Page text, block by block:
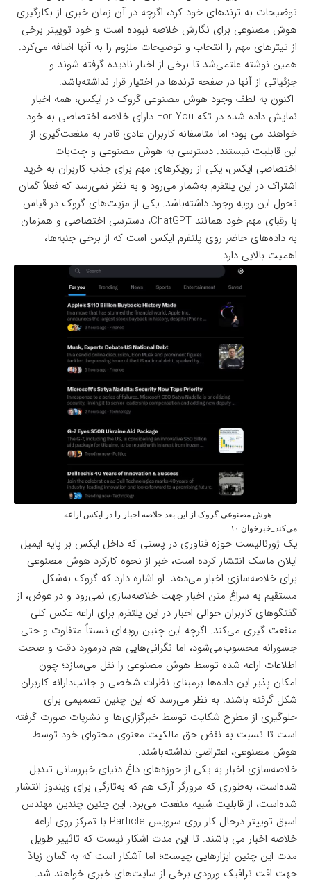
توضیحات به ترندهای خود کرد، اگرچه در آن زمان خبری از بکارگیری
هوش مصنوعی برای نگارش خلاصه نبوده است و خود توییتر برخی
از تیترهای مهم را انتخاب و توضیحات ملزوم را به آنها اضافه می‌کرد.
همین نوشته علتمی‌شد تا برخی از اخبار نادیده گرفته شوند و
جزئیاتی از آنها در صفحه ترندها در اختیار قرار نداشته‌باشد.
اکنون به لطف وجود هوش مصنوعی گروک در ایکس، همه اخبار
نمایش داده شده در تکه For You دارای خلاصه اختصاصی به خود
خواهند می بود؛ اما متاسفانه کاربران عادی قادر به منفعت‌گیری از
این قابلیت نیستند. دسترسی به هوش مصنوعی و چت‌بات
اختصاصی ایکس، یکی از رویکرهای مهم برای جذب کاربران به خرید
اشتراک در این پلتفرم به‌شمار می‌رود و به نظر نمی‌رسد که فعلاً گمان
تحول این رویه وجود داشته‌باشد. یکی از مزیت‌های گروک در قیاس
با رقبای مهم خود همانند ChatGPT، دسترسی اختصاصی و همزمان
به داده‌های حاضر روی پلتفرم ایکس است که از برخی جنبه‌ها،
اهمیت بالایی دارد.
هوش مصنوعی گروک از این بعد خلاصه اخبار را در ایکس اراعه
می‌کند_خبرخوان ۱۰
یک ژورنالیست حوزه فناوری در پستی که داخل ایکس بر پایه ایمیل
ایلان ماسک انتشار کرده است، خبر از نحوه کارکرد هوش مصنوعی
برای خلاصه‌سازی اخبار می‌دهد. او اشاره دارد که گروک به‌شکل
مستقیم به سراغ متن اخبار جهت خلاصه‌سازی نمی‌رود و در عوض، از
گفتگوهای کاربران حوالی اخبار در این پلتفرم برای اراعه عکس کلی
منفعت گیری می‌کند. اگرچه این چنین رویه‌ای نسبتاً متفاوت و حتی
جسورانه محسوب‌می‌شود، اما نگرانی‌هایی هم درمورد دقت و صحت
اطلاعات اراعه شده توسط هوش مصنوعی را نقل می‌سازد؛ چون
امکان پذیر این داده‌ها برمبنای نظرات شخصی و جانب‌دارانه کاربران
شکل گرفته باشند. به‌ نظر می‌رسد که این چنین تصمیمی برای
جلوگیری از مطرح شکایت توسط خبرگزاری‌ها و نشریات صورت گرفته
است تا نسبت به نقض حق مالکیت معنوی محتوای خود توسط
هوش مصنوعی، اعتراضی نداشته‌باشند.
خلاصه‌سازی اخبار به یکی از حوزه‌های داغ دنیای خبر‌رسانی تبدیل
شده‌است، به‌طوری که مرورگر آرک هم که به‌تازگی برای ویندوز انتشار
شده‌است، از قابلیت شبیه منفعت می‌برد. این چنین چندین مهندس
اسبق توییتر درحال کار روی سرویس Particle با تمرکز روی اراعه
خلاصه اخبار می باشند. تا این مدت اشکار نیست که تاثییر طویل
مدت این چنین ابزارهایی چیست؛ اما آشکار است که به گمان زیادً
جهت افت ترافیک ورودی برخی از سایت‌های خبری خواهند شد.